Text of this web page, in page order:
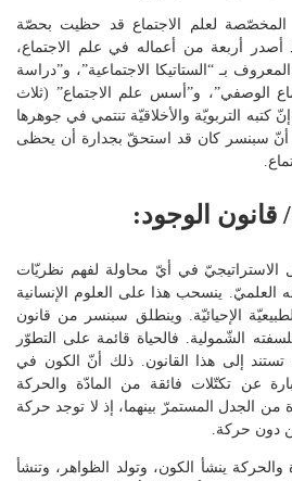
المخصّصة لعلم الاجتماع قد حظيت بحصّة
أربعة من أعماله في علم الاجتماع،
بـ “الستاتيكا الاجتماعية”، و”دراسة
الوصفي”، و”أسس علم الاجتماع” (ثلاث
التربويّة والأخلاقيّة تنتمي في جوهرها
أنّ سبنسر كان قد استحقّ بجدارة أن يحظى
الاستراتيجيّ في أيّ محاولة لفهم نظريّات
ينسحب هذا على العلوم الإنسانية
الإحيائيّة. وينطلق سبنسر من قانون
الشّمولية. فالحياة قائمة على التطوّر
تستند إلى هذا القانون. ذلك أنّ الكون في
عن تكتّلات فائقة من المادّة والحركة
من الجدل المستمرّ بينهما، إذ لا توجد حركة
دون حركة.
ينشأ الكون، وتولد الظواهر، وتنشأ